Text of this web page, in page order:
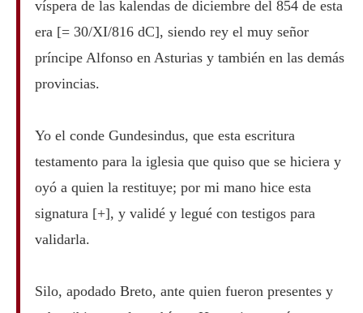
víspera de las kalendas de diciembre del 854 de esta
era [= 30/XI/816 dC], siendo rey el muy señor
príncipe Alfonso en Asturias y también en las demás
provincias.
Yo el conde Gundesindus, que esta escritura
testamento para la iglesia que quiso que se hiciera y
oyó a quien la restituye; por mi mano hice esta
signatura [+], y validé y legué con testigos para
validarla.
Silo, apodado Breto, ante quien fueron presentes y